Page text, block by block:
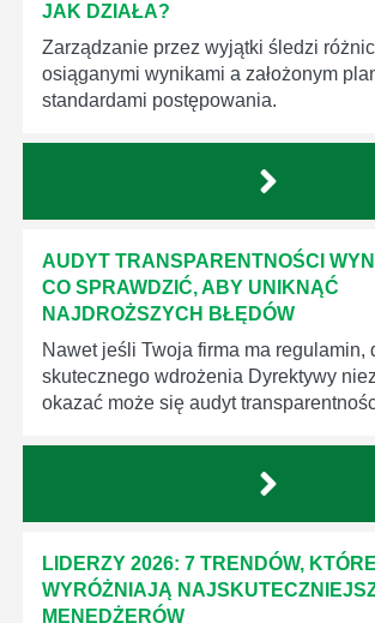
JAK DZIAŁA?
Zarządzanie przez wyjątki śledzi
osiąganymi wynikami a założonym
standardami postępowania.
AUDYT TRANSPARENTNOŚCI
CO SPRAWDZIĆ, ABY UNIKNĄĆ
NAJDROŻSZYCH BŁĘDÓW
Nawet jeśli Twoja firma ma regulamin,
skutecznego wdrożenia Dyrektywy
okazać może się audyt
LIDERZY 2026: 7 TRENDÓW, KTÓRE
WYRÓŻNIAJĄ
MENEDŻERÓW